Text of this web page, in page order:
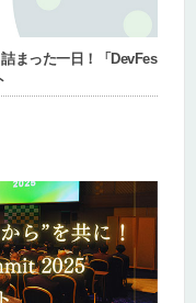
まった一日！「DevFes